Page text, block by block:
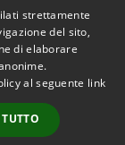
2026 • Comune di
•
Accesso
strettamente
del sito,
di elaborare
al seguente link